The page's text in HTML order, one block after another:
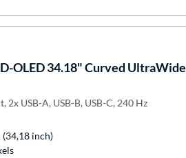
OLED 34.18" Curved UltraWide
USB-A, USB-B, USB-C, 240 Hz
inch)